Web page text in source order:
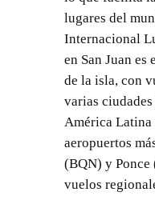
lugares del
Internacional
en San Juan
de la isla, con
varias
América Latina
aeropuertos
(BQN) y Ponce
vuelos